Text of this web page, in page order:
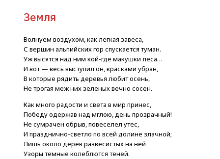
Земля
Волнуем воздухом, как легкая завеса,
С вершин альпийских гор спускается туман.
Уж высятся над ним кой-где макушки леса…
И вот — весь выступил он, красками убран,
В которые рядить деревья любит осень,
Не трогая меж них зеленых вечно сосен.
Как много радости и света в мир принес,
Победу одержав над мглою, день прозрачный!
Не сумрачен обрыв, повеселел утес,
И празднично-светло по всей долине злачной;
Лишь около дерев развесистых на ней
Узоры темные колеблются теней.